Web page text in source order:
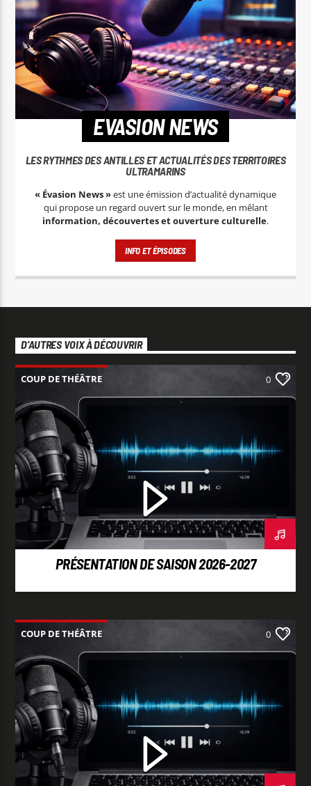
EVASION NEWS
LES RYTHMES DES ANTILLES ET ACTUALITÉS DES TERRITOIRES
ULTRAMARINS
« Évasion News »est une émission d’actualité dynamique
qui propose un regard ouvert sur le monde, en mêlant
information, découvertes et ouverture culturelle.
INFO ET ÉPISODES
D’AUTRES VOIX À DÉCOUVRIR
COUP DE THÉÂTRE 0
PRÉSENTATION DE SAISON 2026-2027
COUP DE THÉÂTRE 0